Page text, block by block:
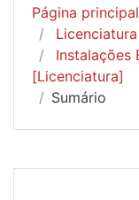
Página principal
Instalações
[Licenciatura]
Sumário